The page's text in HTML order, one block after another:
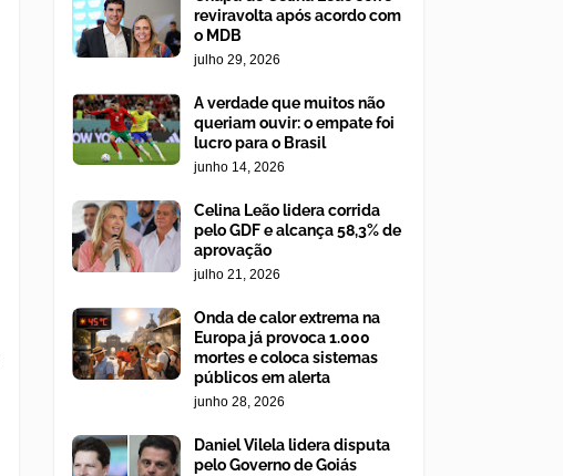
reviravolta após acordo com
o MDB
julho 29, 2026
A verdade que muitos não
queriam ouvir: o empate foi
lucro para o Brasil
junho 14, 2026
Celina Leão lidera corrida
pelo GDF e alcança 58,3% de
aprovação
julho 21, 2026
Onda de calor extrema na
Europa já provoca 1.000
mortes e coloca sistemas
públicos em alerta
junho 28, 2026
Daniel Vilela lidera disputa
pelo Governo de Goiás